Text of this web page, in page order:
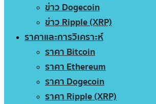
ข่าว Dogecoin
ข่าว Ripple (XRP)
ราคาและการวิเคราะห์
ราคา Bitcoin
ราคา Ethereum
ราคา Dogecoin
ราคา Ripple (XRP)